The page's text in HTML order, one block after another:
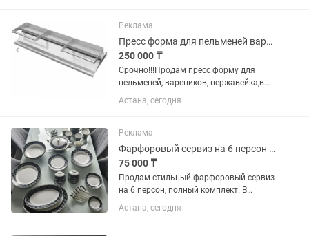
Реклама
Пресс форма для пельменей вареников.
250 000 ₸
Срочно!!!Продам пресс форму для
пельменей, вареников, нержавейка,в
идеальном состоянии .
Астана, сегодня
Реклама
Фарфоровый сервиз на 6 персон НОВЫЙ
75 000 ₸
Продам стильный фарфоровый сервиз
на 6 персон, полный комплект. В
идеальном состоянии, без трещин и
сколов. Очень красиво смотрится на
Астана, сегодня